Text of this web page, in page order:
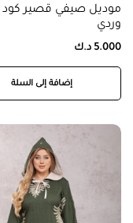
وردي
5.000 د.ك
إضافة إلى السلة